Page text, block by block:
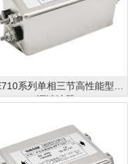
系列单相三节高性能型电
源滤波器